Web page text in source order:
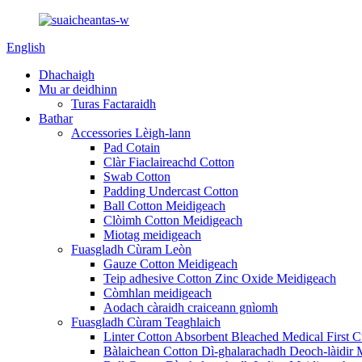
English
Dhachaigh
Mu ar deidhinn
Turas Factaraidh
Bathar
Accessories Lèigh-lann
Pad Cotain
Clàr Fiaclaireachd Cotton
Swab Cotton
Padding Undercast Cotton
Ball Cotton Meidigeach
Clòimh Cotton Meidigeach
Miotag meidigeach
Fuasgladh Cùram Leòn
Gauze Cotton Meidigeach
Teip adhesive Cotton Zinc Oxide Meidigeach
Còmhlan meidigeach
Aodach càraidh craiceann gnìomh
Fuasgladh Cùram Teaghlaich
Linter Cotton Absorbent Bleached Medical First
Bàlaichean Cotton Dì-ghalarachadh Deoch-làidir